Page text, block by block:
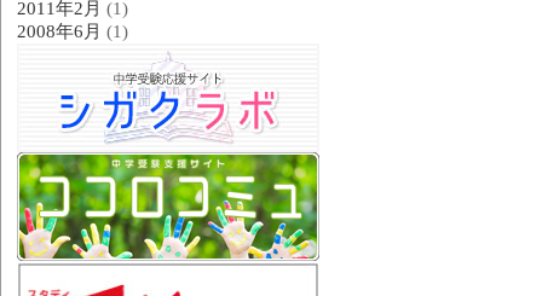
2011年2月 (1)
2008年6月 (1)